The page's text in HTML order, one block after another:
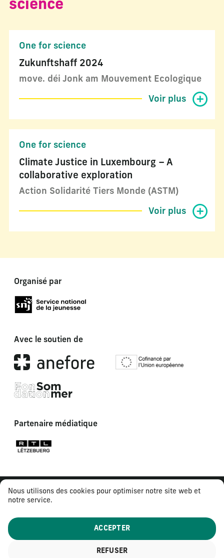
Nous utilisons des cookies pour optimiser notre site web et
notre service.
ACCEPTER
REFUSER
science
One for science
Zukunftshaff 2024
move. déi Jonk am Mouvement Ecologique
Voir plus
One for science
Climate Justice in Luxembourg – A
collaborative exploration
Action Solidarité Tiers Monde (ASTM)
Voir plus
Organisé par
Avec le soutien de
Partenaire médiatique